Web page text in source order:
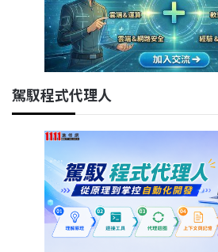
駕馭程式代理人